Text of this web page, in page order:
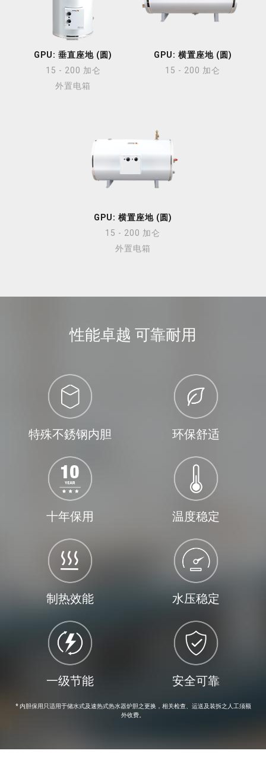
GPU: 垂直座地 (圆)
15 - 200 加仑
外置电箱
GPU: 横置座地 (圆)
15 - 200 加仑
GPU: 横置座地 (圆)
15 - 200 加仑
外置电箱
性能卓越 可靠耐用
特殊不銹钢内胆 环保舒适
十年保用 温度稳定
制热效能 水压稳定
一级节能 安全可靠
* 内胆保用只适用于储水式及速热式热水器炉胆之更换，相关检查、运送及装拆之人工须额
外收费。